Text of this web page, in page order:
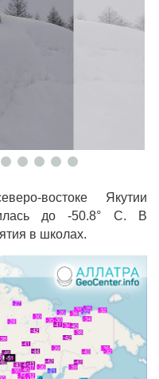
востоке Якутии
до -50.8° C. В
в школах.